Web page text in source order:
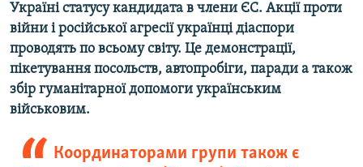
Україні статусу кандидата в члени ЄС. Акції проти
війни і російської агресії українці діаспори
проводять по всьому світу. Це демонстрації,
пікетування посольств, автопробіги, паради а також
збір гуманітарної допомоги українським
військовим.
Координаторами групи також є